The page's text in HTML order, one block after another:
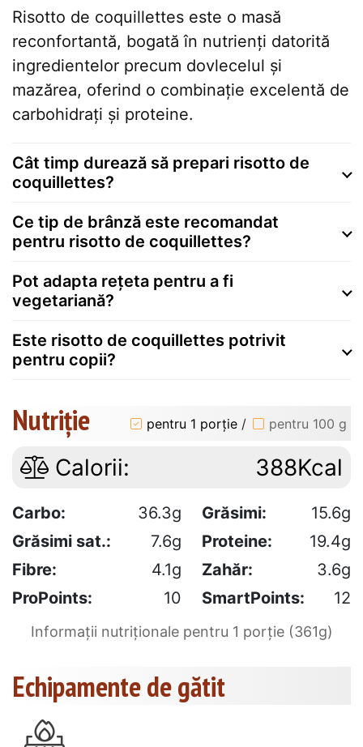
Risotto de coquillettes este o masă
reconfortantă, bogată în nutrienți datorită
ingredientelor precum dovlecelul și
mazărea, oferind o combinație excelentă de
carbohidrați și proteine.
Cât timp durează să prepari risotto de
coquillettes?
Ce tip de brânză este recomandat
pentru risotto de coquillettes?
Pot adapta rețeta pentru a fi
vegetariană?
Este risotto de coquillettes potrivit
pentru copii?
Nutriție pentru 1 porție / pentru 100 g
Calorii: 388Kcal
Carbo: 36.3g Grăsimi:
15.6g
Grăsimi sat.:
7.6g Proteine:
19.4g
Fibre:
4.1g Zahăr:
3.6g
ProPoints:
10 SmartPoints: 12
Informații nutriționale pentru 1 porție (361g)
Echipamente de gătit